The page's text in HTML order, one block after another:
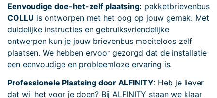
Eenvoudige doe-het-zelf plaatsing: pakketbrievenbus
COLLU is ontworpen met het oog op jouw gemak. Met
duidelijke instructies en gebruiksvriendelijke
ontwerpen kun je jouw brievenbus moeiteloos zelf
plaatsen. We hebben ervoor gezorgd dat de installatie
een eenvoudige en probleemloze ervaring is.
Professionele Plaatsing door ALFINITY: Heb je liever
dat wij het voor je doen? Bij ALFINITY staan we klaar